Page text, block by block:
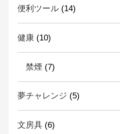
便利ツール(14)
健康(10)
禁煙 (7)
夢チャレンジ (5)
文房具(6)